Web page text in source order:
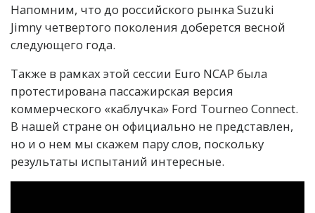
Напомним, что до российского рынка Suzuki
Jimny четвертого поколения доберется весной
следующего года.
Также в рамках этой сессии Euro NCAP была
протестирована пассажирская версия
коммерческого «каблучка» Ford Tourneo Connect.
В нашей стране он официально не представлен,
но и о нем мы скажем пару слов, поскольку
результаты испытаний интересные.